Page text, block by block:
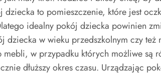
to pomieszczenie, które jest
idealny pokój dziecka powinien
dziecka w wieku przedszkolnym czy
mebli, w przypadku których możliwe
dłuższy okres czasu. Urządzając